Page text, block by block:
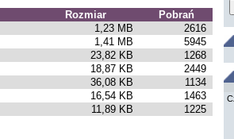
Rozmiar
Pobrań
1,23 MB
2616
1,41 MB
5945
23,82 KB
1268
18,87 KB
2449
36,08 KB
1134
16,54 KB
1463
11,89 KB
1225